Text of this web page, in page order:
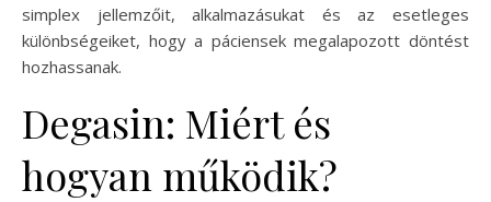
simplex jellemzőit, alkalmazásukat és az esetleges
különbségeiket, hogy a páciensek megalapozott döntést
hozhassanak.
Degasin: Miért és
hogyan működik?